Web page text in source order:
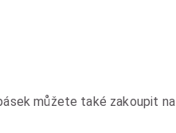
můžete také zakoupit na